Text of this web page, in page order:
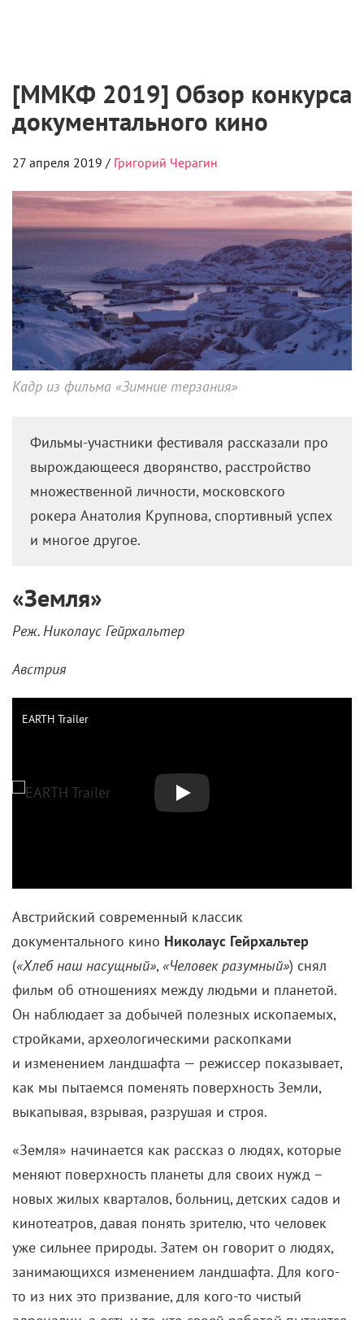
[ММКФ 2019] Обзор конкурса
документального кино
27 апреля 2019 / Григорий Черагин
Кадр из фильма «Зимние терзания»
Фильмы-участники фестиваля рассказали про
вырождающееся дворянство, расстройство
множественной личности, московского
рокера Анатолия Крупнова, спортивный успех
и многое другое.
«Земля»
Реж. Николаус Гейрхальтер
Австрия
EARTH Trailer
Австрийский современный классик
документального кино Николаус Гейрхальтер
(«Хлеб наш насущный», «Человек разумный») снял
фильм об отношениях между людьми и планетой.
Он наблюдает за добычей полезных ископаемых,
стройками, археологическими раскопками
и изменением ландшафта — режиссер показывает,
как мы пытаемся поменять поверхность Земли,
выкапывая, взрывая, разрушая и строя.
«Земля» начинается как рассказ о людях, которые
меняют поверхность планеты для своих нужд –
новых жилых кварталов, больниц, детских садов и
кинотеатров, давая понять зрителю, что человек
уже сильнее природы. Затем он говорит о людях,
занимающихся изменением ландшафта. Для кого-
то из них это призвание, для кого-то чистый